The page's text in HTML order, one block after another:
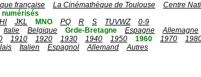
française La Cinémathèque de Toulouse
Centre
numérisés
JKL MNO PQ R S TUVWZ
0-9
Italie Belgique Grde-Bretagne Espagne Allemagne
1910 1920 1930 1940 1950 1960 1970
Italien Espagnol Allemand
Autres